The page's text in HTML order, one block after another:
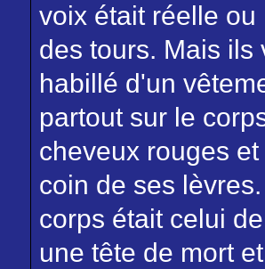
voix était réelle
des tours. Mais ils
habillé d'un
partout sur le
cheveux rouges
coin de ses
corps était celui
une tête de mort